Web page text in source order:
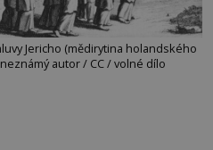
Jericho (mědirytina holandského
autor / CC / volné dílo